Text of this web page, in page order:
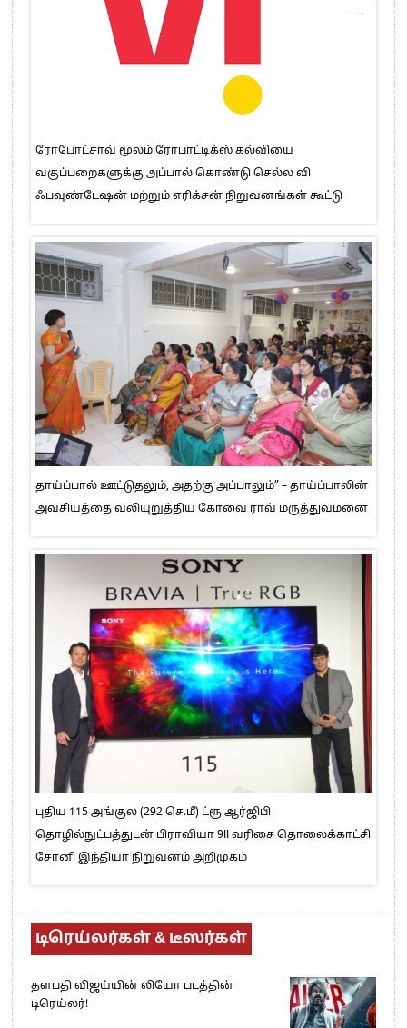
ரோபோட்சாவ் மூலம் ரோபாட்டிக்ஸ் கல்வியை
வகுப்பறைகளுக்கு அப்பால் கொண்டு செல்ல வி
ஃபவுண்டேஷன் மற்றும் எரிக்சன் நிறுவனங்கள் கூட்டு
தாய்ப்பால் ஊட்டுதலும், அதற்கு அப்பாலும்” – தாய்ப்பாலின்
அவசியத்தை வலியுறுத்திய கோவை ராவ் மருத்துவமனை
புதிய 115 அங்குல (292 செ.மீ) ட்ரூ ஆர்ஜிபி
தொழில்நுட்பத்துடன் பிராவியா 9II வரிசை தொலைக்காட்சி
சோனி இந்தியா நிறுவனம் அறிமுகம்
டிரெய்லர்கள் & டீஸர்கள்
தளபதி விஜய்யின் லியோ படத்தின்
டிரெய்லர்!